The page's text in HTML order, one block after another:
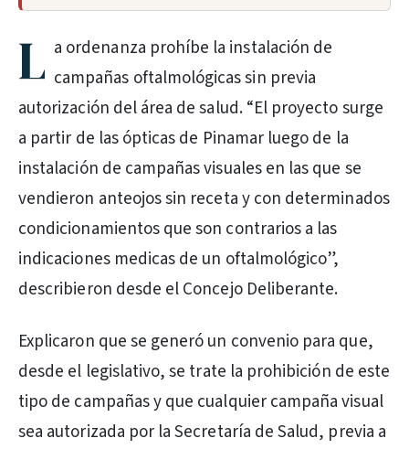
L a ordenanza prohíbe la instalación de
campañas oftalmológicas sin previa
autorización del área de salud. “El proyecto surge
a partir de las ópticas de Pinamar luego de la
instalación de campañas visuales en las que se
vendieron anteojos sin receta y con determinados
condicionamientos que son contrarios a las
indicaciones medicas de un oftalmológico”,
describieron desde el Concejo Deliberante.
Explicaron que se generó un convenio para que,
desde el legislativo, se trate la prohibición de este
tipo de campañas y que cualquier campaña visual
sea autorizada por la Secretaría de Salud, previa a